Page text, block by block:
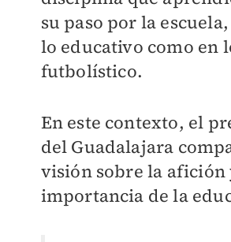
su paso por la
lo educativo como en
futbolístico.
En este contexto, el
del Guadalajara
visión sobre la afición
importancia de la